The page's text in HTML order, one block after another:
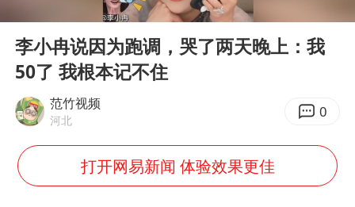
NBA传奇教练老尼尔森去世
武汉3名城管协管员殴打摊主被刑拘
4.2平卫生间补漏注胶花1.55万
律师谈贾冰私人饭局被偷拍
5万小车卖不动 微型代步车集体遇冷
Play
李小冉说因为跑调，哭了两天晚上：我
50了 我根本记不住
范竹视频
河北 0
打开网易新闻 体验效果更佳